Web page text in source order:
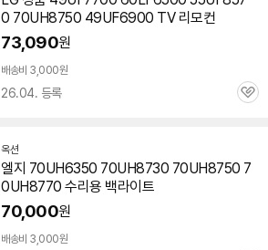
0 70UH8750 49UF6900 TV 리모컨
73,090원
배송비 3,000원
26.04. 등록
관
옥션
엘지 70UH6350 70UH8730 70UH8750 7
0UH8770 수리용 백라이트
70,000원
배송비 3,000원